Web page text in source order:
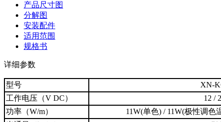
产品尺寸图
分解图
安装配件
适用范围
规格书
详细参数
型号
XN-
工作电压（V DC）
12 /
功率（W/m）
11W(单色) / 11W(极性调色